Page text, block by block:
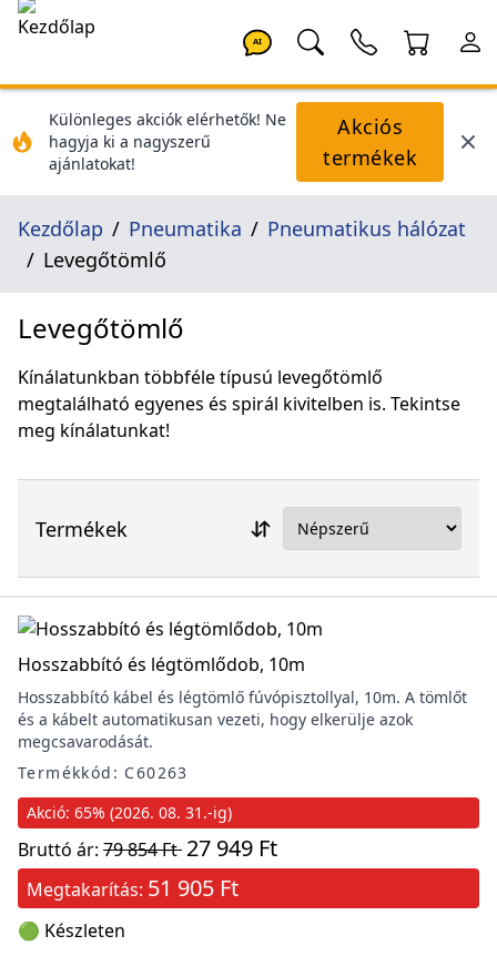
AI
Különleges akciók elérhetők! Ne
hagyja ki a nagyszerű
ajánlatokat!
Akciós
termékek
Kezdőlap Pneumatika
Pneumatikus hálózat
Levegőtömlő
Levegőtömlő
Kínálatunkban többféle típusú levegőtömlő
megtalálható egyenes és spirál kivitelben is. Tekintse
meg kínálatunkat!
Termékek
Hosszabbító és légtömlődob, 10m
Hosszabbító kábel és légtömlő fúvópisztollyal, 10m. A tömlőt
és a kábelt automatikusan vezeti, hogy elkerülje azok
megcsavarodását.
Termékkód: C60263
Akció: 65% (2026. 08. 31.-ig)
Bruttó ár: 79 854 Ft 27 949 Ft
Megtakarítás: 51 905 Ft
🟢 Készleten